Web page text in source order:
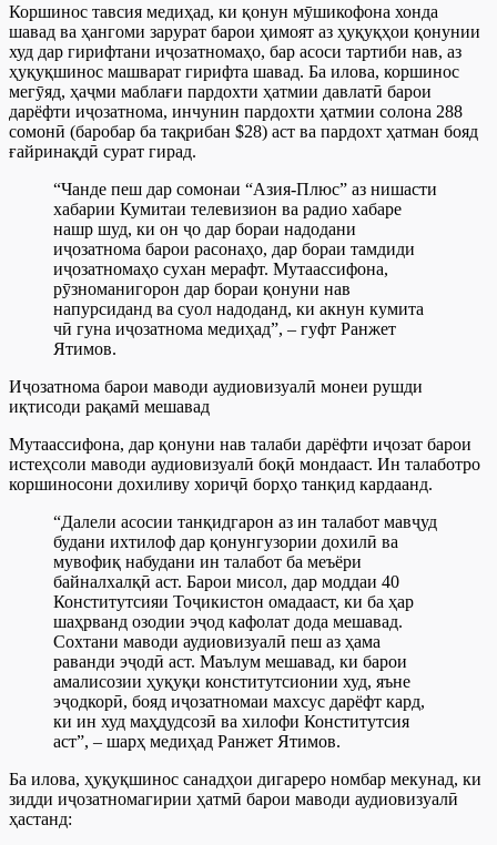
Коршинос тавсия медиҳад, ки қонун мӯшикофона хонда
шавад ва ҳангоми зарурат барои ҳимоят аз ҳуқуқҳои қонунии
худ дар гирифтани иҷозатномаҳо, бар асоси тартиби нав, аз
ҳуқуқшинос машварат гирифта шавад. Ба илова, коршинос
мегӯяд, ҳаҷми маблағи пардохти ҳатмии давлатӣ барои
дарёфти иҷозатнома, инчунин пардохти ҳатмии солона 288
сомонӣ (баробар ба тақрибан $28) аст ва пардохт ҳатман бояд
ғайринақдӣ сурат гирад.
“Чанде пеш дар сомонаи “Азия-Плюс” аз нишасти
хабарии Кумитаи телевизион ва радио хабаре
нашр шуд, ки он ҷо дар бораи надодани
иҷозатнома барои расонаҳо, дар бораи тамдиди
иҷозатномаҳо сухан мерафт. Мутаассифона,
рӯзноманигорон дар бораи қонуни нав
напурсиданд ва суол надоданд, ки акнун кумита
чӣ гуна иҷозатнома медиҳад”, – гуфт Ранжет
Ятимов.
Иҷозатнома барои маводи аудиовизуалӣ монеи рушди
иқтисоди рақамӣ мешавад
Мутаассифона, дар қонуни нав талаби дарёфти иҷозат барои
истеҳсоли маводи аудиовизуалӣ боқӣ мондааст. Ин талаботро
коршиносони дохиливу хориҷӣ борҳо танқид кардаанд.
“Далели асосии танқидгарон аз ин талабот мавҷуд
будани ихтилоф дар қонунгузории дохилӣ ва
мувофиқ набудани ин талабот ба меъёри
байналхалқӣ аст. Барои мисол, дар моддаи 40
Конститутсияи Тоҷикистон омадааст, ки ба ҳар
шаҳрванд озодии эҷод кафолат дода мешавад.
Сохтани маводи аудиовизуалӣ пеш аз ҳама
раванди эҷодӣ аст. Маълум мешавад, ки барои
амалисозии ҳуқуқи конститутсионии худ, яъне
эҷодкорӣ, бояд иҷозатномаи махсус дарёфт кард,
ки ин худ маҳдудсозӣ ва хилофи Конститутсия
аст”, – шарҳ медиҳад Ранжет Ятимов.
Ба илова, ҳуқуқшинос санадҳои дигареро номбар мекунад, ки
зидди иҷозатномагирии ҳатмӣ барои маводи аудиовизуалӣ
ҳастанд: